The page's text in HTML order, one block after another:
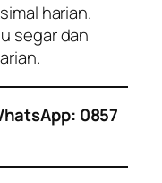
harian.
segar dan
0857